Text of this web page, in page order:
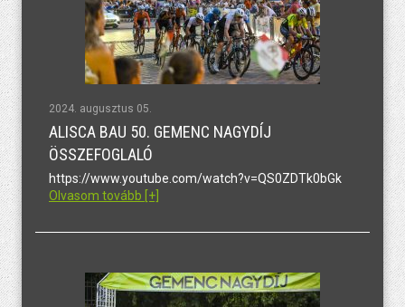
2024. augusztus 05.
ALISCA BAU 50. GEMENC NAGYDÍJ
ÖSSZEFOGLALÓ
https://www.youtube.com/watch?v=QS0ZDTk0bGk
Olvasom tovább [+]